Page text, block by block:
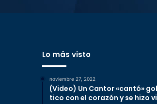
Lo más visto
noviembre 27, 2022
(Video) Un Cantor «cantó» gol
tico con el corazón y se hizo